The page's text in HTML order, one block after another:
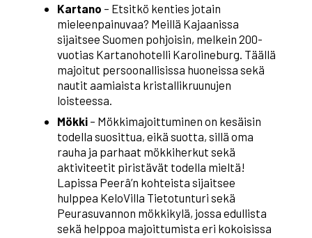
Kartano – Etsitkö kenties jotain
mieleenpainuvaa? Meillä Kajaanissa
sijaitsee Suomen pohjoisin, melkein 200-
vuotias Kartanohotelli Karolineburg. Täällä
majoitut persoonallisissa huoneissa sekä
nautit aamiaista kristallikruunujen
loisteessa.
Mökki – Mökkimajoittuminen on kesäisin
todella suosittua, eikä suotta, sillä oma
rauha ja parhaat mökkiherkut sekä
aktiviteetit piristävät todella mieltä!
Lapissa Peerâ’n kohteista sijaitsee
hulppea KeloVilla Tietotunturi sekä
Peurasuvannon mökkikylä, jossa edullista
sekä helppoa majoittumista eri kokoisissa